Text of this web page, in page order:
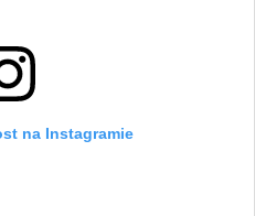
na Instagramie